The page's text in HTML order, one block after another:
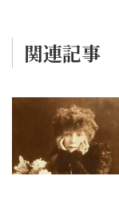
関連記事